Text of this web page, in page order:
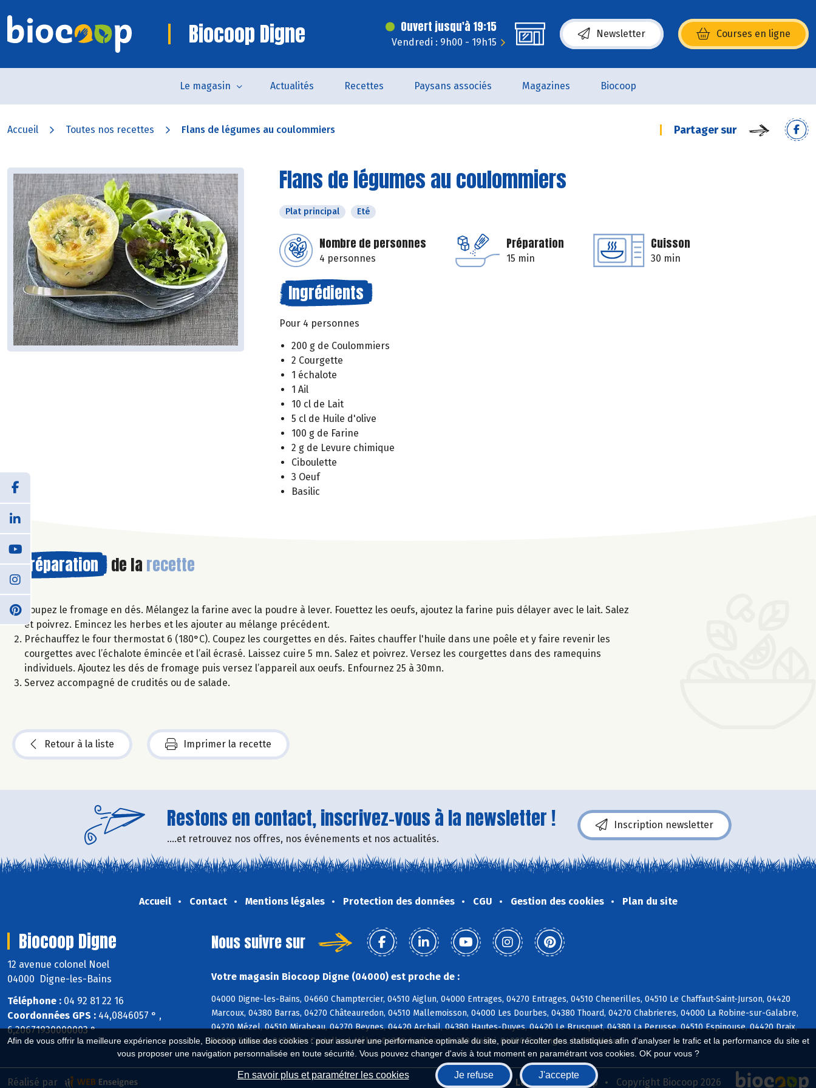
Afin de vous offrir la meilleure expérience possible, Biocoop utilise des cookies : pour assurer une performance optimale du site, pour récolter des statistiques afin d'analyser le trafic et la performance du site et
vous proposer une navigation personnalisée en toute sécurité. Vous pouvez changer d'avis à tout moment en paramétrant vos cookies. OK pour vous ?
En savoir plus et paramétrer les cookies Je refuse J'accepte
Biocoop Digne Ouvert jusqu'à 19:15
Vendredi : 9h00 - 19h15
Newsletter Courses en ligne
(s’ouvre dans une nouvelle fenêtre)
Le magasin Actualités Recettes Paysans associés Magazines Biocoop
Accueil Toutes nos recettes Flans de légumes au coulommiers Partager sur
Flans de légumes au coulommiers
Plat principal Eté
Nombre de personnes
4 personnes
Préparation
15 min
Cuisson
30 min
Ingrédients
Pour 4 personnes
200 g de Coulommiers
2 Courgette
1 échalote
1 Ail
10 cl de Lait
5 cl de Huile d'olive
100 g de Farine
2 g de Levure chimique
Ciboulette
3 Oeuf
Basilic
Préparation de la recette
Coupez le fromage en dés. Mélangez la farine avec la poudre à lever. Fouettez les oeufs, ajoutez la farine puis délayer avec le lait. Salez
et poivrez. Emincez les herbes et les ajouter au mélange précédent.
Préchauffez le four thermostat 6 (180°C). Coupez les courgettes en dés. Faites chauffer l'huile dans une poêle et y faire revenir les
courgettes avec l’échalote émincée et l’ail écrasé. Laissez cuire 5 mn. Salez et poivrez. Versez les courgettes dans des ramequins
individuels. Ajoutez les dés de fromage puis versez l’appareil aux oeufs. Enfournez 25 à 30mn.
Servez accompagné de crudités ou de salade.
Retour à la liste Imprimer la recette
Restons en contact, inscrivez-vous à la newsletter !
....et retrouvez nos offres, nos événements et nos actualités.
Inscription newsletter
Accueil Contact Mentions légales Protection des données CGU Gestion des cookies Plan du site
Biocoop Digne
12 avenue colonel Noel
04000 Digne-les-Bains
Téléphone : 04 92 81 22 16
Coordonnées GPS : 44,0846057 ° ,
6,20671930000003 °
Nous suivre sur
Votre magasin Biocoop Digne (04000) est proche de :
04000 Digne-les-Bains, 04660 Champtercier, 04510 Aiglun, 04000 Entrages, 04270 Entrages, 04510 Chenerilles, 04510 Le Chaffaut-Saint-Jurson, 04420
Marcoux, 04380 Barras, 04270 Châteauredon, 04510 Mallemoisson, 04000 Les Dourbes, 04380 Thoard, 04270 Chabrieres, 04000 La Robine-sur-Galabre,
04270 Mézel, 04510 Mirabeau, 04270 Beynes, 04420 Archail, 04380 Hautes-Duyes, 04420 Le Brusquet, 04380 La Perusse, 04510 Espinouse, 04420 Draix,
04000 Tanaron, 04380 Le Castellard-Mélan, 04380 Auribeau, 04350 Malijai, 04000 Esclangon, 04380 Melan
Biocoop.fr Le réseau Biocoop Copyright Biocoop 2026
Réalisé par